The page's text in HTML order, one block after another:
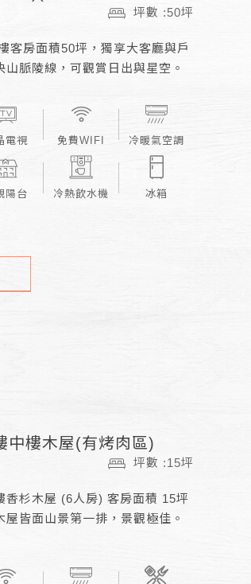
坪數 :50坪
客房面積50坪，獨享大客廳與戶
脈陵線，可觀賞日出與星空。
電視 免費WIFI 冷暖氣空調
陽台 冷熱飲水機 冰箱
中樓木屋(有烤肉區)
坪數 :15坪
香杉木屋 (6人房) 客房面積 15坪
屋皆面山景第一排，景觀極佳。